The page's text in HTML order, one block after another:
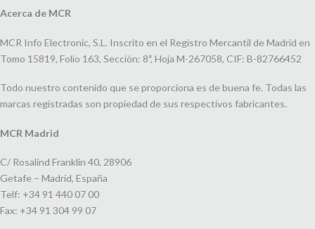
Acerca de MCR
MCR Info Electronic, S.L. Inscrito en el Registro Mercantil de Madrid en
Tomo 15819, Folio 163, Sección: 8ª, Hoja M-267058, CIF: B-82766452
Todo nuestro contenido que se proporciona es de buena fe. Todas las
marcas registradas son propiedad de sus respectivos fabricantes.
MCR Madrid
C/ Rosalind Franklin 40, 28906
Getafe – Madrid, España
Telf: +34 91 440 07 00
Fax: +34 91 304 99 07